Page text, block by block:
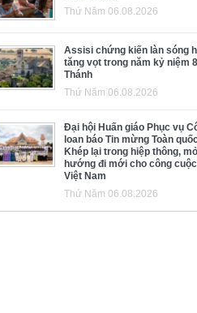
Thứ Năm 06.08.2026
Assisi chứng kiến làn sóng
tăng vọt trong năm kỷ niệm
Thánh
Thứ Năm 06.08.2026
Đại hội Huấn giáo Phục vụ
loan báo Tin mừng Toàn
Khép lại trong hiệp thông,
hướng đi mới cho công
Việt Nam
Thứ Năm 06.08.2026